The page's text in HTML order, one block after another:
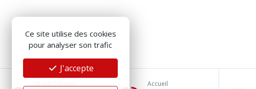
Accueil
Ce site utilise des cookies
pour analyser son trafic
J'accepte